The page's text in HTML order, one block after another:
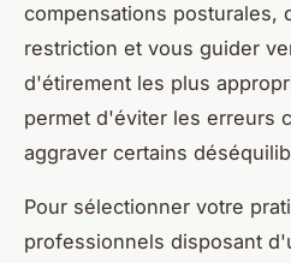
compensations posturales,
restriction et vous guider
d'étirement les plus
permet d'éviter les erreurs
aggraver certains
Pour sélectionner votre
professionnels disposant